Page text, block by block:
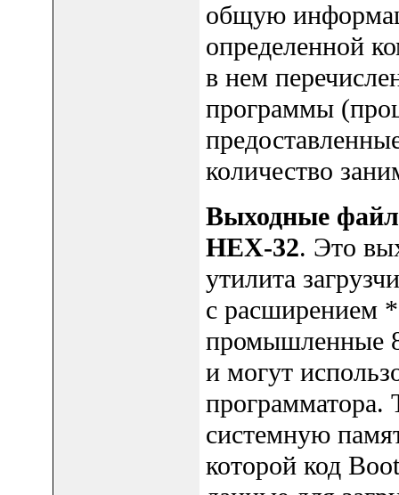
общую
определенной
в нем
программы
количество
Выходные
HEX-32. Это
утилита
с расширением
промышленные
и могут
программатора.
системную
которой код